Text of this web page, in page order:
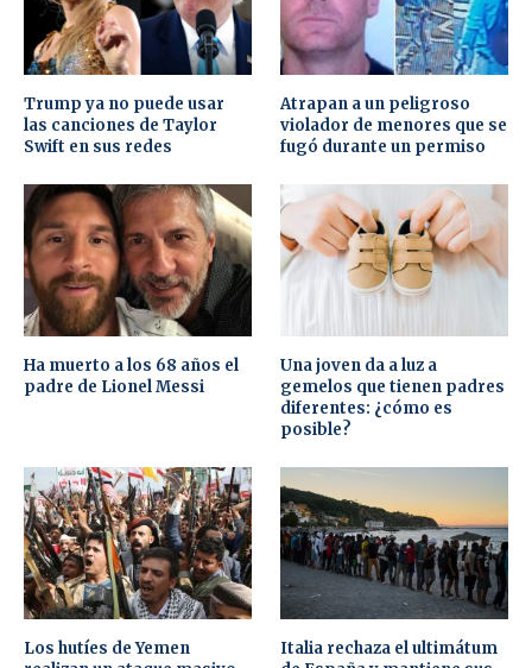
Trump ya no puede usar
las canciones de Taylor
Swift en sus redes
Atrapan a un peligroso
violador de menores que se
fugó durante un permiso
Ha muerto a los 68 años el
padre de Lionel Messi
Una joven da a luz a
gemelos que tienen padres
diferentes: ¿cómo es
posible?
Los hutíes de Yemen
Italia rechaza el ultimátum